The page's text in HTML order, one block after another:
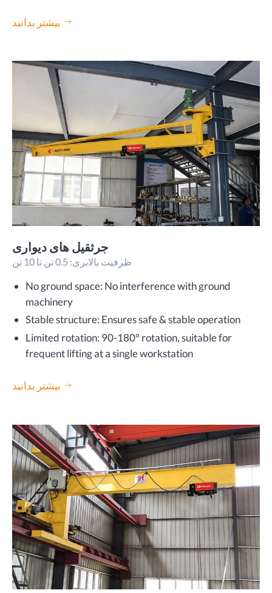
بیشتر بدانید
جرثقیل های دیواری
ظرفیت بالابری: 0.5 تن تا 10 تن
No ground space: No interference with ground
machinery
Stable structure: Ensures safe & stable operation
Limited rotation: 90-180° rotation, suitable for
frequent lifting at a single workstation
بیشتر بدانید